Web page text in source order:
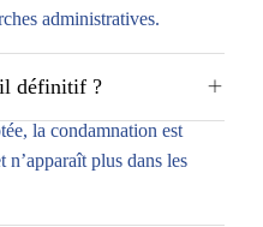
administratives.
il définitif ?
la condamnation est
plus dans les